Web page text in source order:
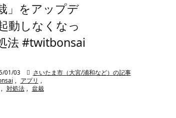
」をアップデ
動しなくなっ
法 #twitbonsai
01/03  さいたま市（大宮/浦和など）の記事
, アプリ ,
, 対処法 , 盆栽